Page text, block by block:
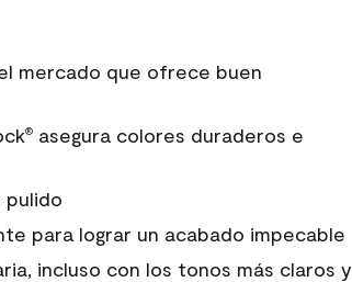
mercado que ofrece buen
®asegura colores duraderos e
pulido
para lograr un acabado impecable
incluso con los tonos más claros y